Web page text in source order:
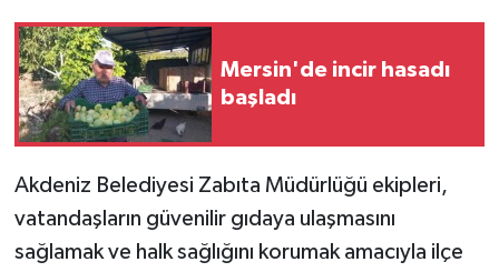
Mersin'de incir hasadı
başladı
Akdeniz Belediyesi Zabıta Müdürlüğü ekipleri,
vatandaşların güvenilir gıdaya ulaşmasını
sağlamak ve halk sağlığını korumak amacıyla ilçe
HABERDE İNSAN
İNSAN
İş Dünyası
Jandarma
Kadın